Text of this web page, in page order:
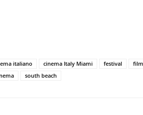
italiano cinema Italy Miami festival film
south beach